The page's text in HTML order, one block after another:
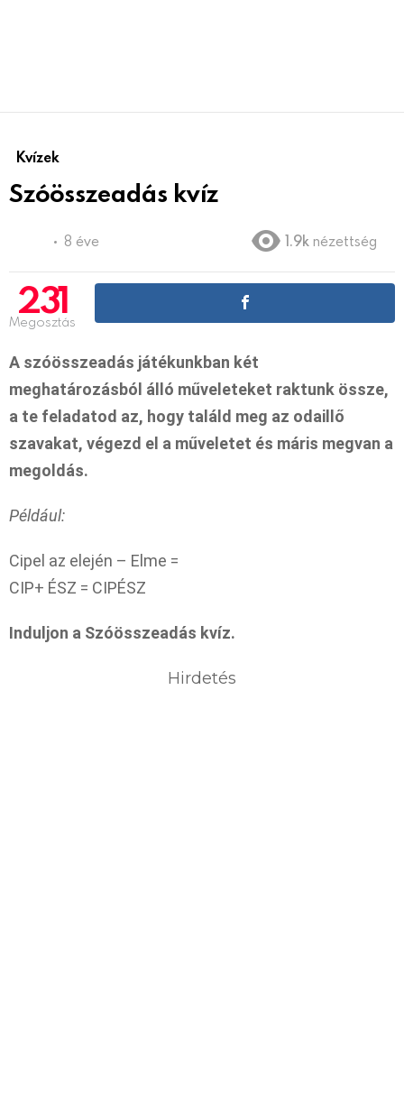
Kvízek
Szóösszeadás kvíz
8 éve 1.9k nézettség
231
Megosztás
A szóösszeadás játékunkban két
meghatározásból álló műveleteket raktunk össze,
a te feladatod az, hogy találd meg az odaillő
szavakat, végezd el a műveletet és máris megvan a
megoldás.
Például:
Cipel az elején – Elme =
CIP+ ÉSZ = CIPÉSZ
Induljon a Szóösszeadás kvíz.
Hirdetés